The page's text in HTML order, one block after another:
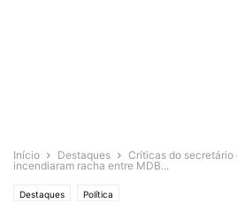
Início Destaques
Críticas do secretário
incendiaram racha entre MDB...
Destaques Política